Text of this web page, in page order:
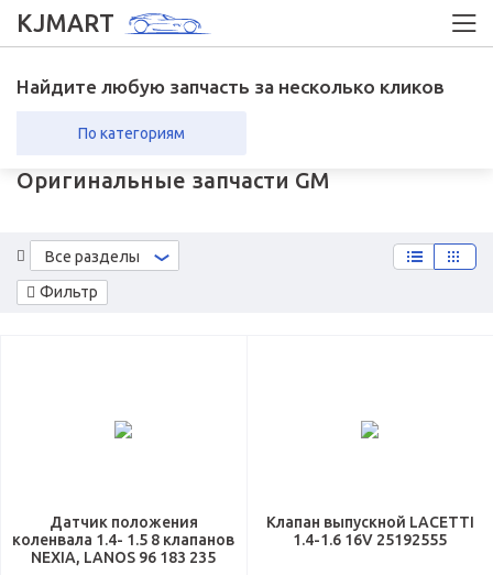
KJMART
Найдите любую запчасть за несколько кликов
По категориям
Оригинальные запчасти GM
Фильтр
Все разделы
Датчик положения
коленвала 1.4- 1.5 8 клапанов
NEXIA, LANOS 96 183 235
Клапан выпускной LACETTI
1.4-1.6 16V 25192555